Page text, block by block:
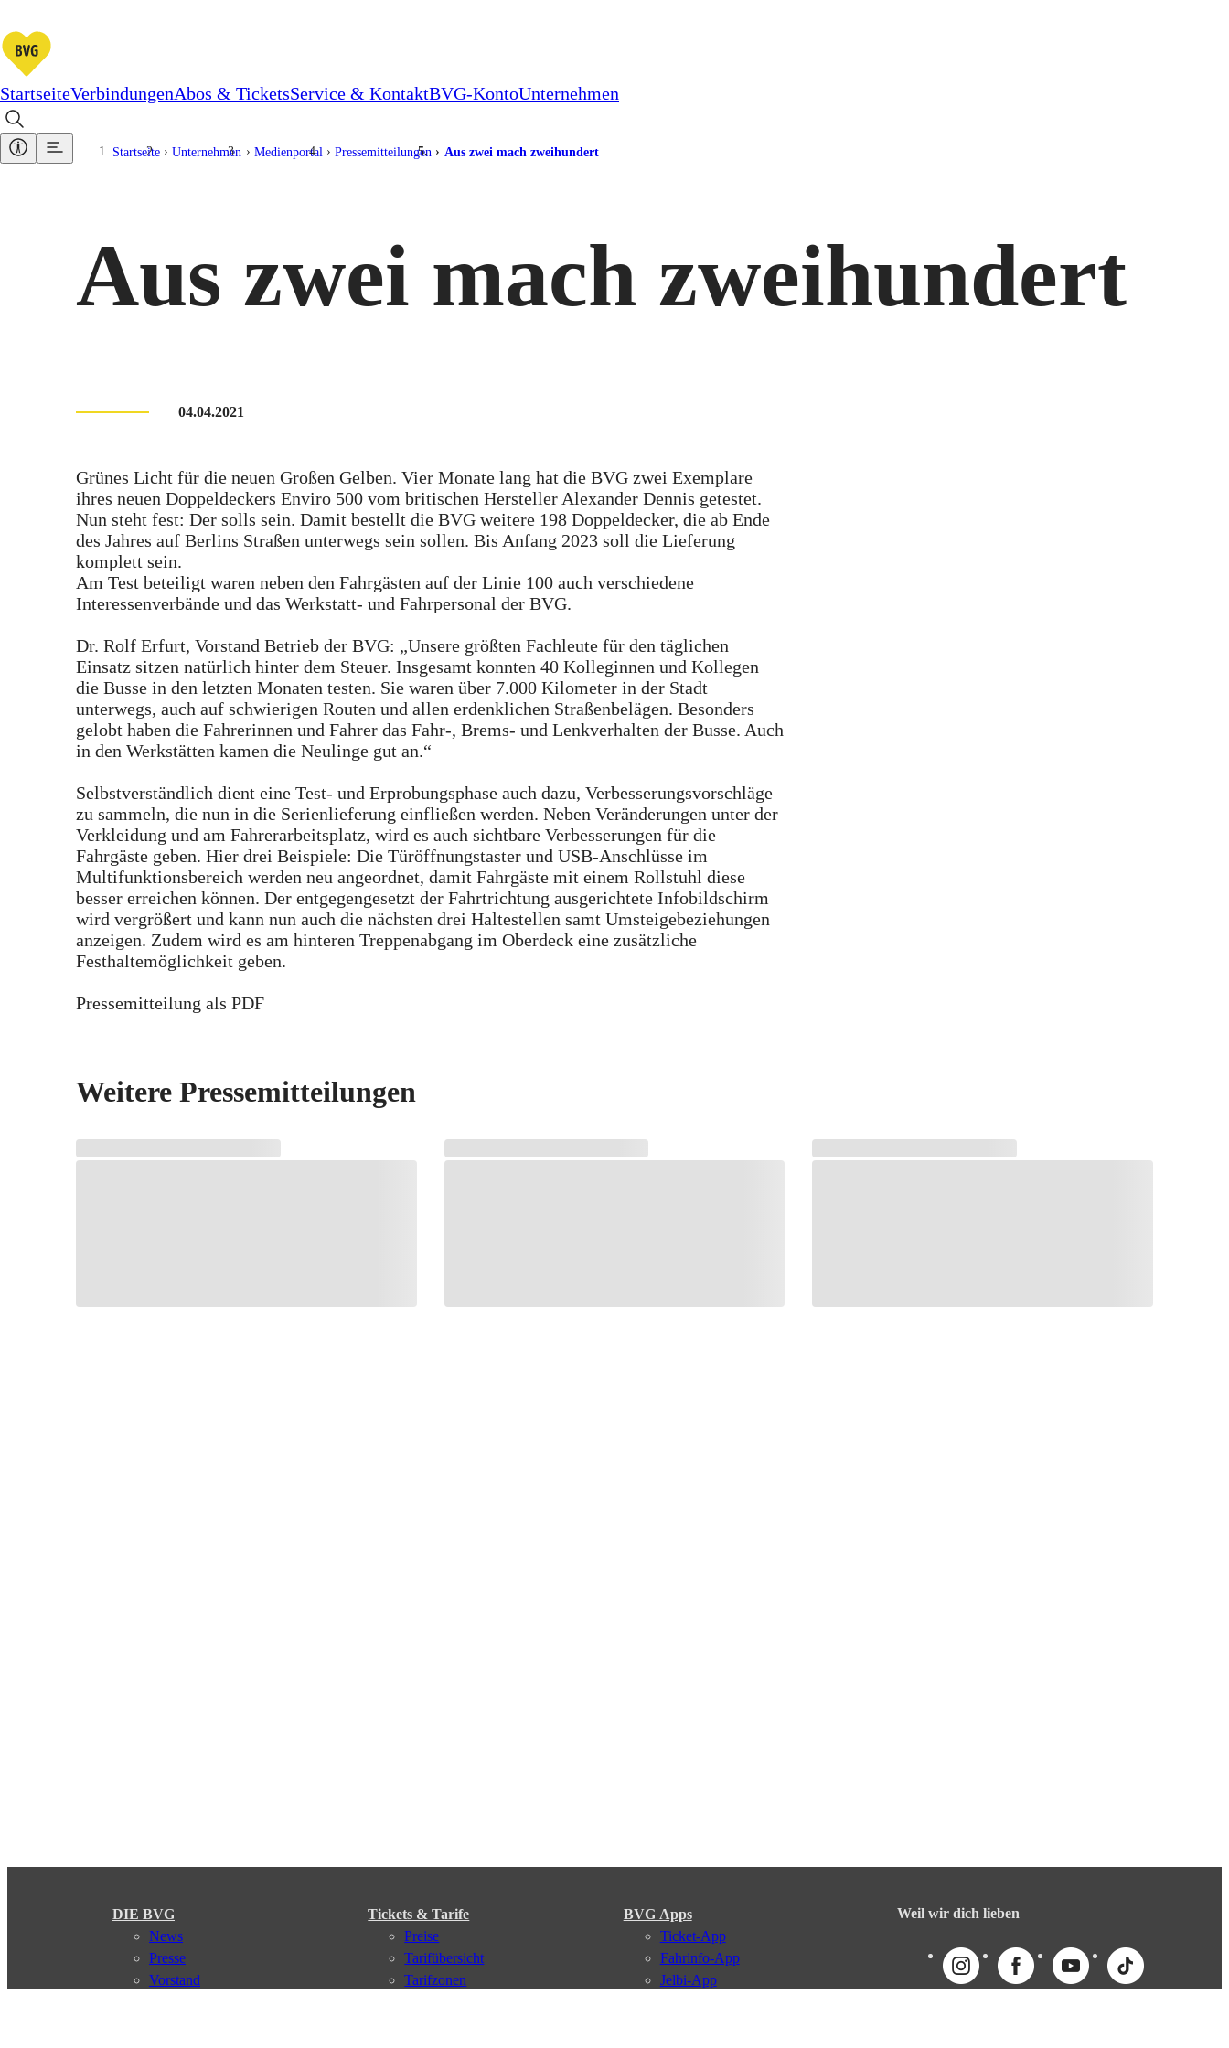
StartseiteVerbindungenAbos & TicketsService & KontaktBVG-KontoUnternehmen
Startseite Unternehmen Medienportal Pressemitteilungen Aus zwei mach zweihundert
Aus zwei mach zweihundert
04.04.2021
Grünes Licht für die neuen Großen Gelben. Vier Monate lang hat die BVG zwei Exemplare
ihres neuen Doppeldeckers Enviro 500 vom britischen Hersteller Alexander Dennis getestet.
Nun steht fest: Der solls sein. Damit bestellt die BVG weitere 198 Doppeldecker, die ab Ende
des Jahres auf Berlins Straßen unterwegs sein sollen. Bis Anfang 2023 soll die Lieferung
komplett sein.
Am Test beteiligt waren neben den Fahrgästen auf der Linie 100 auch verschiedene
Interessenverbände und das Werkstatt- und Fahrpersonal der BVG.
Dr. Rolf Erfurt, Vorstand Betrieb der BVG: „Unsere größten Fachleute für den täglichen
Einsatz sitzen natürlich hinter dem Steuer. Insgesamt konnten 40 Kolleginnen und Kollegen
die Busse in den letzten Monaten testen. Sie waren über 7.000 Kilometer in der Stadt
unterwegs, auch auf schwierigen Routen und allen erdenklichen Straßenbelägen. Besonders
gelobt haben die Fahrerinnen und Fahrer das Fahr-, Brems- und Lenkverhalten der Busse. Auch
in den Werkstätten kamen die Neulinge gut an.“
Selbstverständlich dient eine Test- und Erprobungsphase auch dazu, Verbesserungsvorschläge
zu sammeln, die nun in die Serienlieferung einfließen werden. Neben Veränderungen unter der
Verkleidung und am Fahrerarbeitsplatz, wird es auch sichtbare Verbesserungen für die
Fahrgäste geben. Hier drei Beispiele: Die Türöffnungstaster und USB-Anschlüsse im
Multifunktionsbereich werden neu angeordnet, damit Fahrgäste mit einem Rollstuhl diese
besser erreichen können. Der entgegengesetzt der Fahrtrichtung ausgerichtete Infobildschirm
wird vergrößert und kann nun auch die nächsten drei Haltestellen samt Umsteigebeziehungen
anzeigen. Zudem wird es am hinteren Treppenabgang im Oberdeck eine zusätzliche
Festhaltemöglichkeit geben.
Pressemitteilung als PDF
Weitere Pressemitteilungen
DIE BVG
News
Presse
Vorstand
Tickets & Tarife
Preise
Tarifübersicht
Tarifzonen
BVG Apps
Ticket-App
Fahrinfo-App
Jelbi-App
Weil wir dich lieben